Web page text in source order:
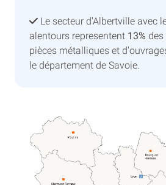
Le secteur d'Albertville avec
alentours representent 13%
pièces métalliques et
le département de Savoie.